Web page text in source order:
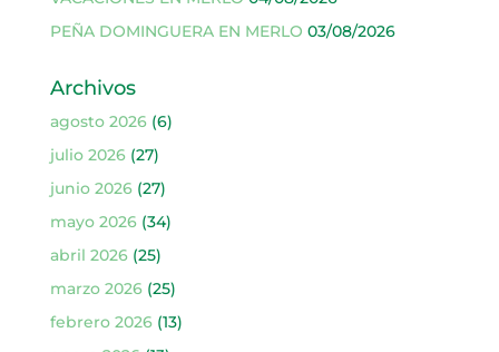
PEÑA DOMINGUERA EN MERLO 03/08/2026
Archivos
agosto 2026(6)
julio 2026(27)
junio 2026(27)
mayo 2026(34)
abril 2026(25)
marzo 2026(25)
febrero 2026(13)